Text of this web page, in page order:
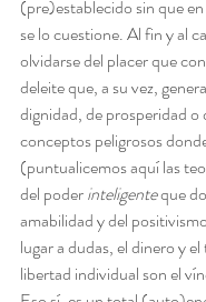
(pre)establecido sin que
se lo cuestione. Al fin y al
olvidarse del placer que
deleite que, a su vez,
dignidad, de prosperidad o
conceptos peligrosos
(puntualicemos aquí las
del poder inteligente que
amabilidad y del
lugar a dudas, el dinero y
libertad individual son el